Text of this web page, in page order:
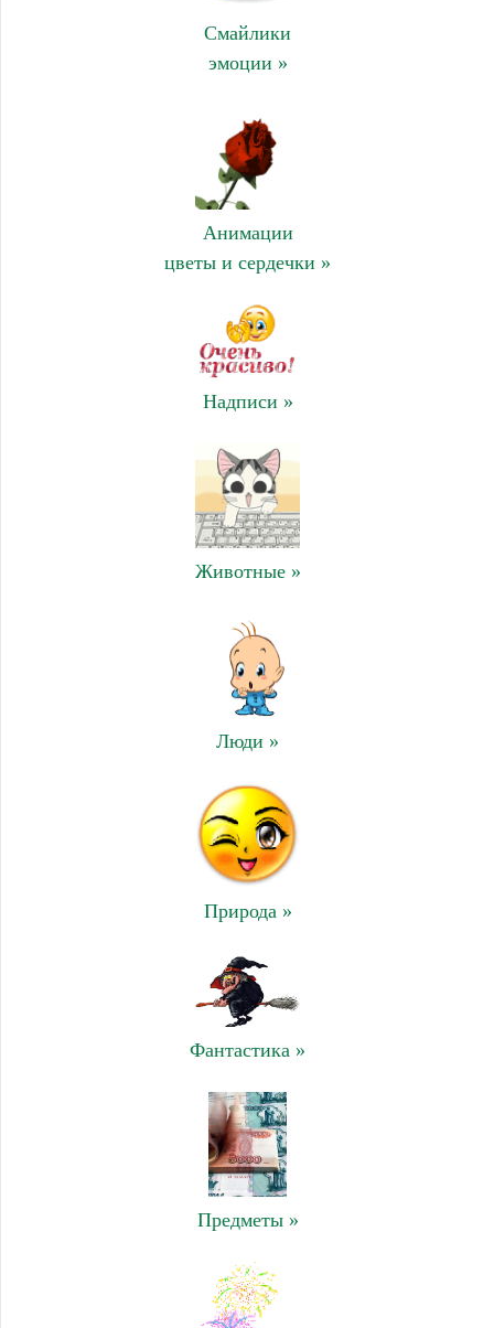
Смайлики
эмоции »
Анимации
цветы и сердечки »
Надписи »
Животные »
Люди »
Природа »
Фантастика »
Предметы »